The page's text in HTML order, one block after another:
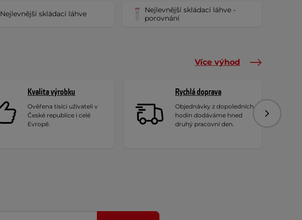
Nejlevnější skládací láhve
Nejlevnější skládací láhve -
porovnání
Více výhod
Kvalita výrobku
Ověřena tisíci uživateli v
České republice i celé
Evropě.
Rychlá doprava
Objednávky z dopoledních
hodin dodáváme hned
druhý pracovní den.